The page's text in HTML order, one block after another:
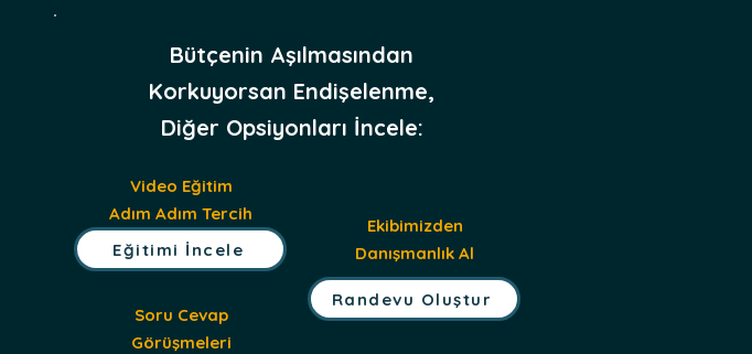
Bütçenin Aşılmasından
Korkuyorsan Endişelenme,
Diğer Opsiyonları İncele:
Video Eğitim
Adım Adım Tercih
Eğitimi İncele
Soru Cevap
Görüşmeleri
Ekibimizden
Danışmanlık Al
Randevu Oluştur